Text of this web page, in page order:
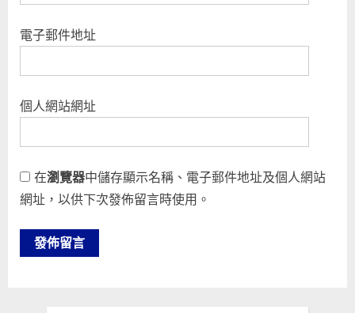
電子郵件地址
個人網站網址
在瀏覽器中儲存顯示名稱、電子郵件地址及個人網站
網址，以供下次發佈留言時使用。